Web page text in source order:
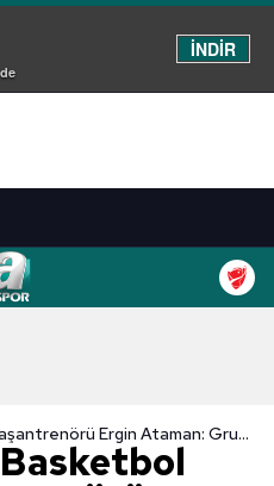
İNDİR
A Milli Erkek Basketbol Takımı Başantrenörü Ergin Ataman: Grubu 6'da 6 ile bitirmek istiyoruz!